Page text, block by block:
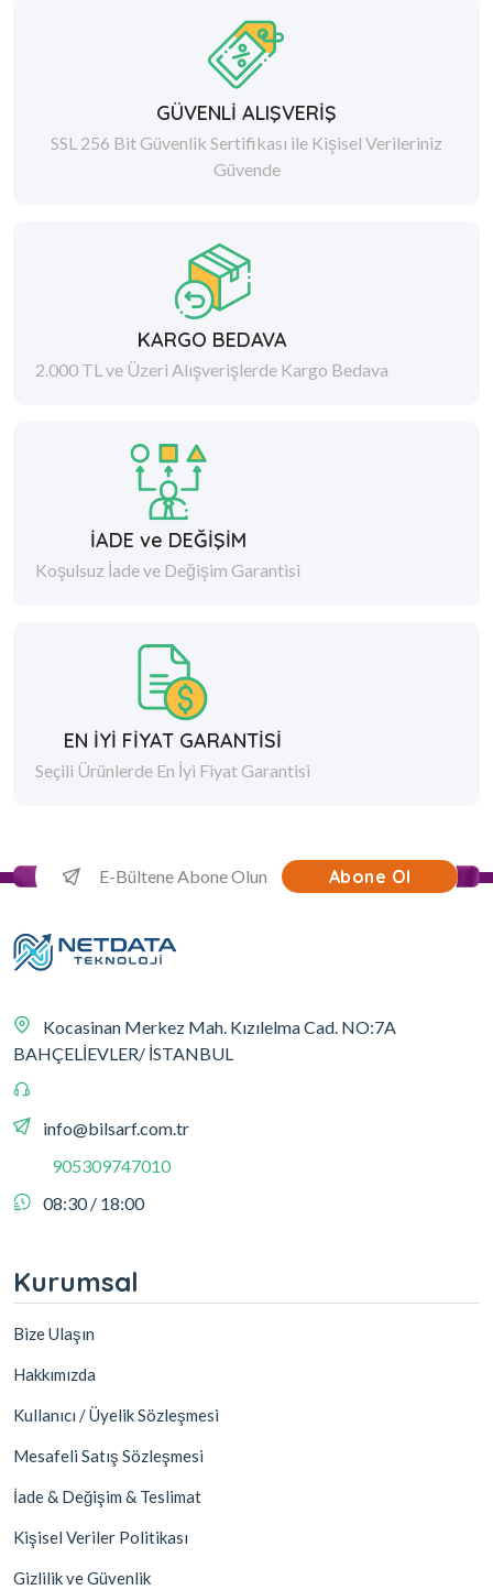
GÜVENLİ ALIŞVERİŞ
SSL 256 Bit Güvenlik Sertifikası ile Kişisel Verileriniz
Güvende
KARGO BEDAVA
2.000 TL ve Üzeri Alışverişlerde Kargo Bedava
İADE ve DEĞİŞİM
Koşulsuz İade ve Değişim Garantisi
EN İYİ FİYAT GARANTİSİ
Seçili Ürünlerde En İyi Fiyat Garantisi
Abone Ol
Kocasinan Merkez Mah. Kızılelma Cad. NO:7A
BAHÇELİEVLER/ İSTANBUL
info@bilsarf.com.tr
905309747010
08:30 / 18:00
Kurumsal
Bize Ulaşın
Hakkımızda
Kullanıcı / Üyelik Sözleşmesi
Mesafeli Satış Sözleşmesi
İade & Değişim & Teslimat
Kişisel Veriler Politikası
Gizlilik ve Güvenlik